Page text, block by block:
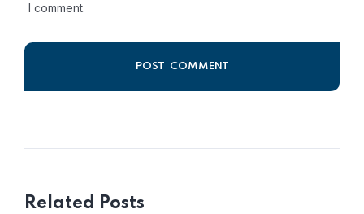
I comment.
Related Posts